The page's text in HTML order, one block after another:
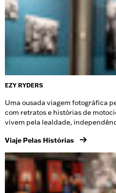
EZY RYDERS
Uma ousada viagem fotográfica
com retratos e histórias de
vivem pela lealdade,
Viaje Pelas Histórias